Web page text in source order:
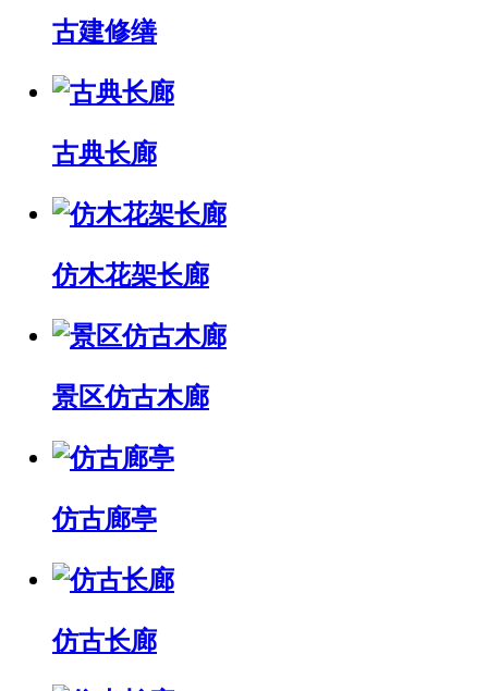
古建修缮
古典长廊
仿木花架长廊
景区仿古木廊
仿古廊亭
仿古长廊